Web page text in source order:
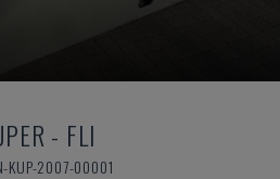
- FLI
KUP-2007-00001